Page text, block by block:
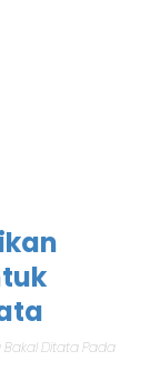
Ditata Pada